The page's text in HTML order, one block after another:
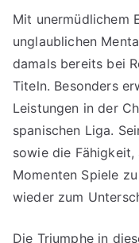
Mit unermüdlichem
unglaublichen
damals bereits bei
Titeln. Besonders
Leistungen in der
spanischen Liga.
sowie die
Momenten Spiele
wieder zum
Die Triumphe in